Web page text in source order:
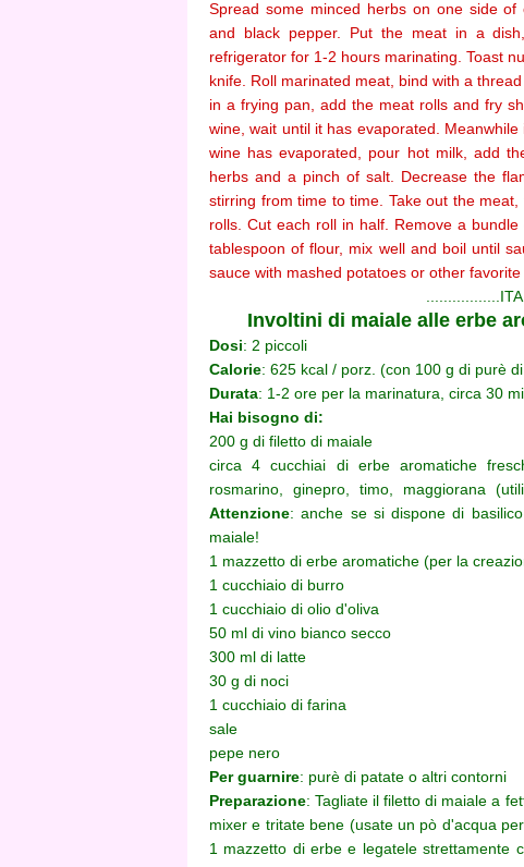
Spread some minced herbs on one side
and black pepper. Put the meat in a
refrigerator for 1-2 hours marinating. Toast
knife. Roll marinated meat, bind with a
in a frying pan, add the meat rolls and fry
wine, wait until it has evaporated.
wine has evaporated, pour hot milk, add
herbs and a pinch of salt. Decrease the
stirring from time to time. Take out the
rolls. Cut each roll in half. Remove a
tablespoon of flour, mix well and boil until
sauce with mashed potatoes or other
Involtini di maiale alle erbe
Dosi: 2 piccoli
Calorie: 625 kcal / porz. (con 100 g di purè
Durata: 1-2 ore per la marinatura, circa 30
Hai bisogno di:
200 g di filetto di maiale
circa 4 cucchiai di erbe aromatiche
rosmarino, ginepro, timo, maggiorana
Attenzione: anche se si dispone di
maiale!
1 mazzetto di erbe aromatiche (per la
1 cucchiaio di burro
1 cucchiaio di olio d'oliva
50 ml di vino bianco secco
300 ml di latte
30 g di noci
1 cucchiaio di farina
sale
pepe nero
Per guarnire: purè di patate o altri contorni
Preparazione: Tagliate ilfiletto di maialea
mixer e tritate bene (usate un pò d'acqua
1 mazzetto di erbe e legatele strettamente